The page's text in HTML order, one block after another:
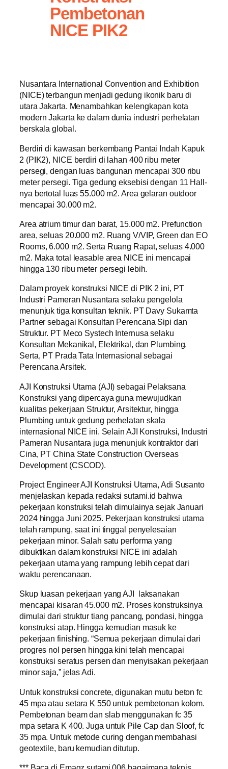
Pembetonan
NICE PIK2
Nusantara International Convention and Exhibition
(NICE) terbangun menjadi gedung ikonik baru di
utara Jakarta. Menambahkan kelengkapan kota
modern Jakarta ke dalam dunia industri perhelatan
berskala global.
Berdiri di kawasan berkembang Pantai Indah Kapuk
2 (PIK2), NICE berdiri di lahan 400 ribu meter
persegi, dengan luas bangunan mencapai 300 ribu
meter persegi. Tiga gedung eksebisi dengan 11 Hall-
nya bertotal luas 55.000 m2. Area gelaran outdoor
mencapai 30.000 m2.
Area atrium timur dan barat, 15.000 m2. Prefunction
area, seluas 20.000 m2. Ruang V/VIP, Green dan EO
Rooms, 6.000 m2. Serta Ruang Rapat, seluas 4.000
m2. Maka total leasable area NICE ini mencapai
hingga 130 ribu meter persegi lebih.
Dalam proyek konstruksi NICE di PIK 2 ini, PT
Industri Pameran Nusantara selaku pengelola
menunjuk tiga konsultan teknik. PT Davy Sukamta
Partner sebagai Konsultan Perencana Sipi dan
Struktur. PT Meco Systech Internusa selaku
Konsultan Mekanikal, Elektrikal, dan Plumbing.
Serta, PT Prada Tata Internasional sebagai
Perencana Arsitek.
AJI Konstruksi Utama (AJI) sebagai Pelaksana
Konstruksi yang dipercaya guna mewujudkan
kualitas pekerjaan Struktur, Arsitektur, hingga
Plumbing untuk gedung perhelatan skala
internasional NICE ini. Selain AJI Konstruksi, Industri
Pameran Nusantara juga menunjuk kontraktor dari
Cina, PT China State Construction Overseas
Development (CSCOD).
Project Engineer AJI Konstruksi Utama, Adi Susanto
menjelaskan kepada redaksi sutami.id bahwa
pekerjaan konstruksi telah dimulainya sejak Januari
2024 hingga Juni 2025. Pekerjaan konstruksi utama
telah rampung, saat ini tinggal penyelesaian
pekerjaan minor. Salah satu performa yang
dibuktikan dalam konstruksi NICE ini adalah
pekerjaan utama yang rampung lebih cepat dari
waktu perencanaan.
Skup luasan pekerjaan yang AJI laksanakan
mencapai kisaran 45.000 m2. Proses konstruksinya
dimulai dari struktur tiang pancang, pondasi, hingga
konstruksi atap. Hingga kemudian masuk ke
pekerjaan finishing. “Semua pekerjaan dimulai dari
progres nol persen hingga kini telah mencapai
konstruksi seratus persen dan menyisakan pekerjaan
minor saja,” jelas Adi.
Untuk konstruksi concrete, digunakan mutu beton fc
45 mpa atau setara K 550 untuk pembetonan kolom.
Pembetonan beam dan slab menggunakan fc 35
mpa setara K 400. Juga untuk Pile Cap dan Sloof, fc
35 mpa. Untuk metode curing dengan membahasi
geotextile, baru kemudian ditutup.